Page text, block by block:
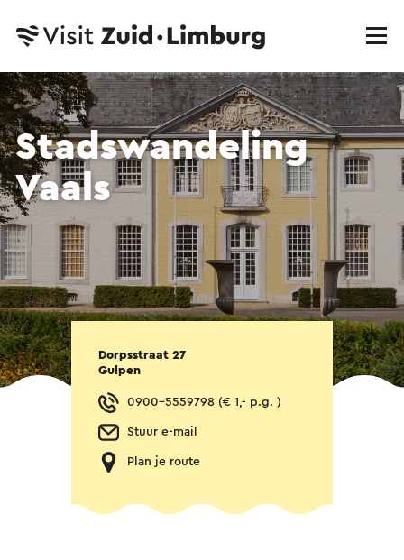
Stadswandeling
Vaals
Dorpsstraat 27
Gulpen
0900-5559798 (€ 1,- p.g. )
Stuur e-mail
Plan je route